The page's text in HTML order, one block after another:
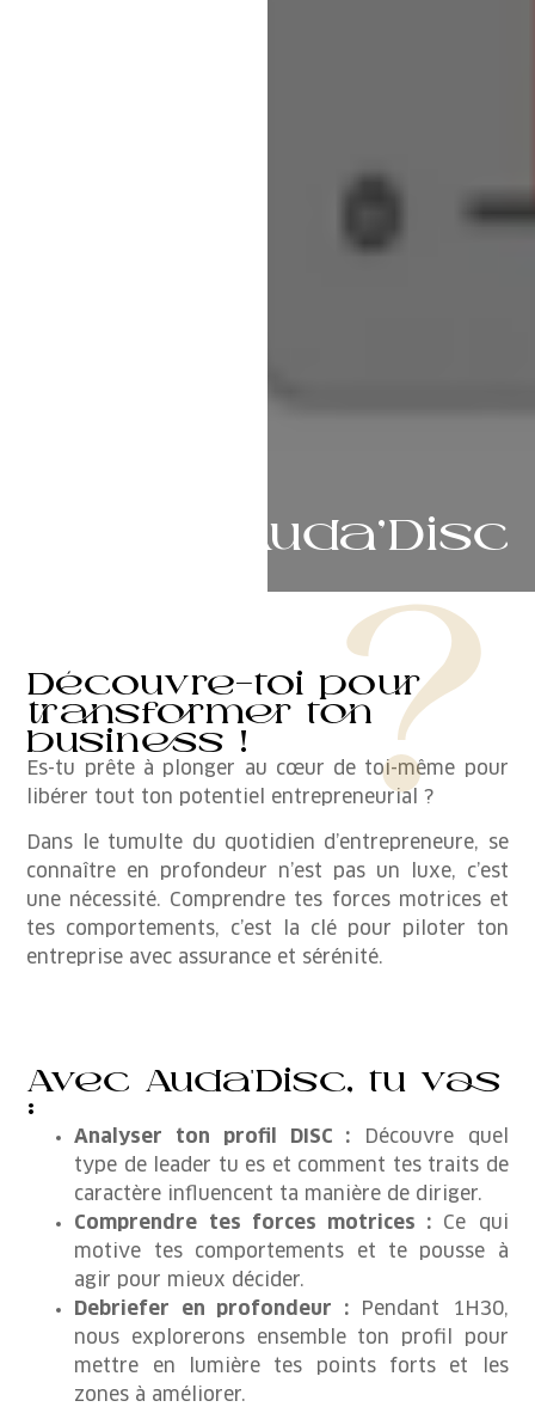
Auda’Disc
Découvre-toi pour
transformer ton
business !
Es-tu prête à plonger au cœur de toi-même pour
libérer tout ton potentiel entrepreneurial ?
Dans le tumulte du quotidien d’entrepreneure, se
connaître en profondeur n’est pas un luxe, c’est
une nécessité. Comprendre tes forces motrices et
tes comportements, c’est la clé pour piloter ton
entreprise avec assurance et sérénité.
Avec Auda'Disc, tu vas
:
Analyser ton profil DISC : Découvre quel
type de leader tu es et comment tes traits de
caractère influencent ta manière de diriger.
Comprendre tes forces motrices : Ce qui
motive tes comportements et te pousse à
agir pour mieux décider.
Debriefer en profondeur :Pendant 1H30,
nous explorerons ensemble ton profil pour
mettre en lumière tes points forts et les
zones à améliorer.